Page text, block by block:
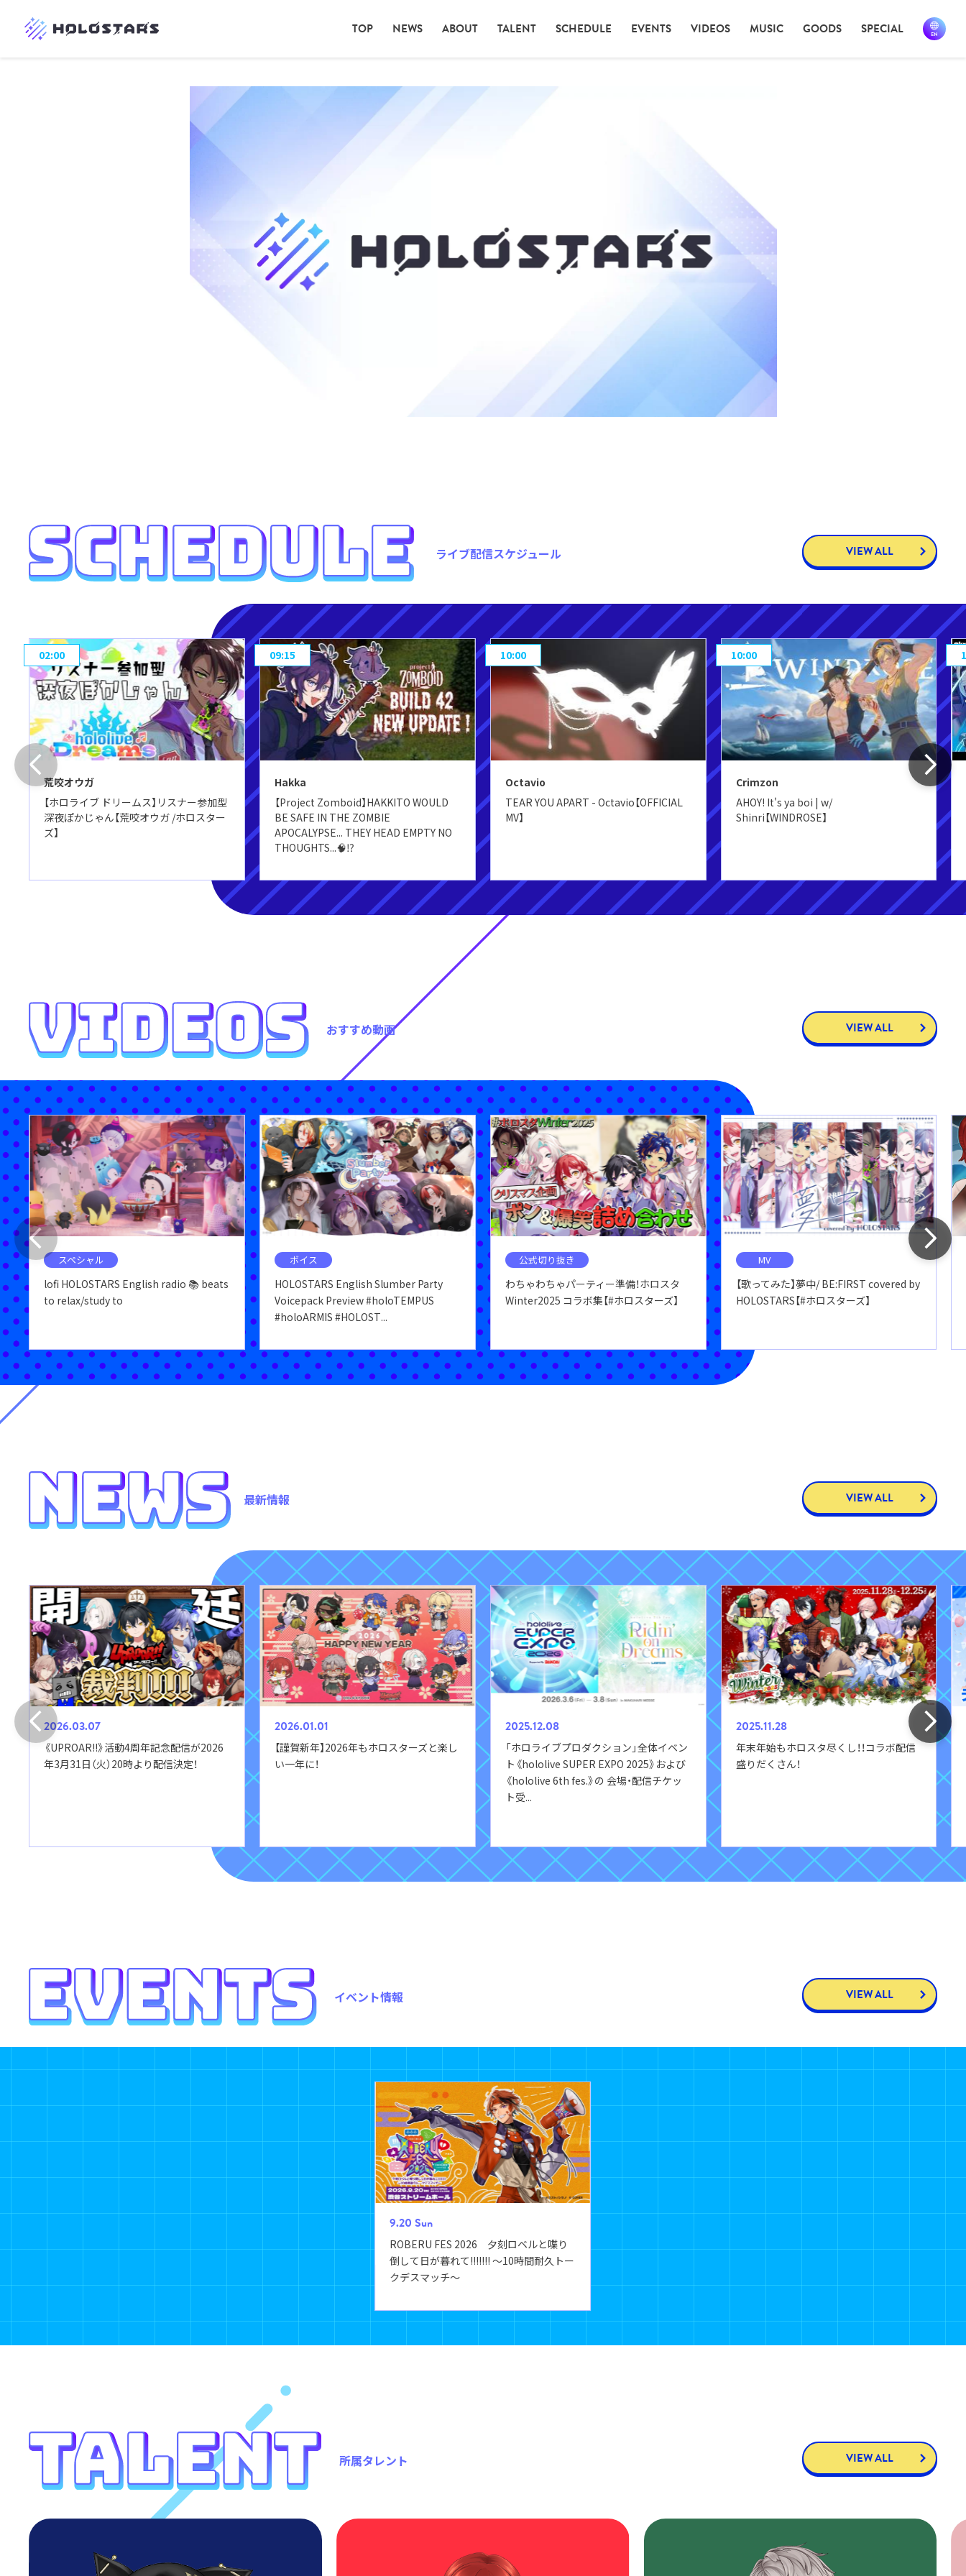
TOP NEWS ABOUT TALENT SCHEDULE EVENTS VIDEOS MUSIC GOODS SPECIAL
ライブ配信スケジュール VIEW ALL
02:00
荒咬オウガ
【ホロライブ ドリームス】リスナー参加型
深夜ぽかじゃん【荒咬オウガ /ホロスター
ズ】
09:15
Hakka
【Project Zomboid】HAKKITO WOULD
BE SAFE IN THE ZOMBIE
APOCALYPSE... THEY HEAD EMPTY NO
THOUGHTS...🧠⁉️
10:00
Octavio
TEAR YOU APART - Octavio【OFFICIAL
MV】
10:00
Crimzon
AHOY! It's ya boi | w/
Shinri【WINDROSE】
おすすめ動画 VIEW ALL
スペシャル
lofi HOLOSTARS English radio 📚 beats
to relax/study to
ボイス
HOLOSTARS English Slumber Party
Voicepack Preview #holoTEMPUS
#holoARMIS #HOLOST...
公式切り抜き
わちゃわちゃパーティー準備！ホロスタ
Winter2025 コラボ集【#ホロスターズ】
MV
【歌ってみた】夢中/ BE:FIRST covered by
HOLOSTARS【#ホロスターズ】
最新情報 VIEW ALL
2026.03.07
《UPROAR!!》活動4周年記念配信が2026
年3月31日（火）20時より配信決定！
2026.01.01
【謹賀新年】2026年もホロスターズと楽し
い一年に！
2025.12.08
「ホロライブプロダクション」全体イベン
ト《hololive SUPER EXPO 2025》および
《hololive 6th fes.》の 会場・配信チケッ
ト受...
2025.11.28
年末年始もホロスタ尽くし！！コラボ配信
盛りだくさん！
イベント情報 VIEW ALL
9.20 Sun
ROBERU FES 2026 夕刻ロベルと喋り
倒して日が暮れて!!!!!!! ～10時間耐久トー
クデスマッチ～
所属タレント VIEW ALL